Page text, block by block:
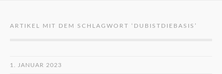
ARTIKEL MIT DEM SCHLAGWORT ‘ DUBISTDIEBASIS ’
1. JANUAR 2023